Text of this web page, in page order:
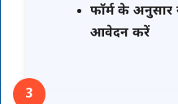
फॉर्म के
आवेदन करें
3